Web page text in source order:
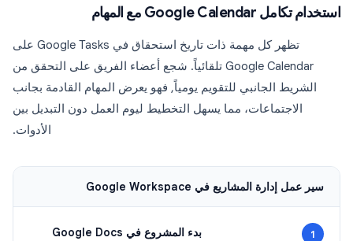
استخدام تكامل Google Calendar مع المهام
تظهر كل مهمة ذات تاريخ استحقاق في Google Tasks على
Google Calendar تلقائياً. شجع أعضاء الفريق على التحقق من
الشريط الجانبي للتقويم يومياً, فهو يعرض المهام القادمة بجانب
الاجتماعات، مما يسهل التخطيط ليوم العمل دون التبديل بين
الأدوات.
سير عمل إدارة المشاريع في Google Workspace
1 بدء المشروع في Google Docs